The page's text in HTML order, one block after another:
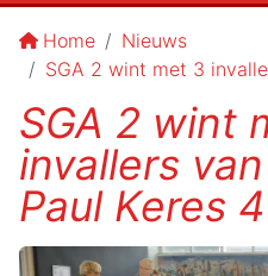
Home
Nieuws
SGA 2 wint met 3
SGA 2 wint
invallers
Paul Keres 4